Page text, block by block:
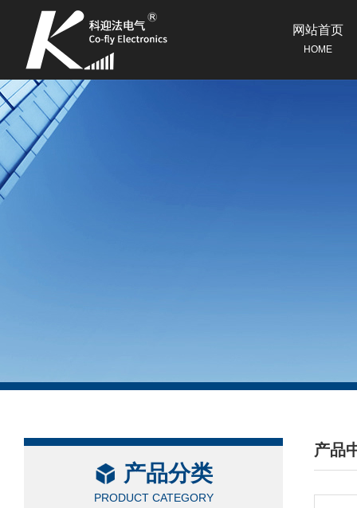
网站首页
HOME
产品分类
PRODUCT CATEGORY
产品
/